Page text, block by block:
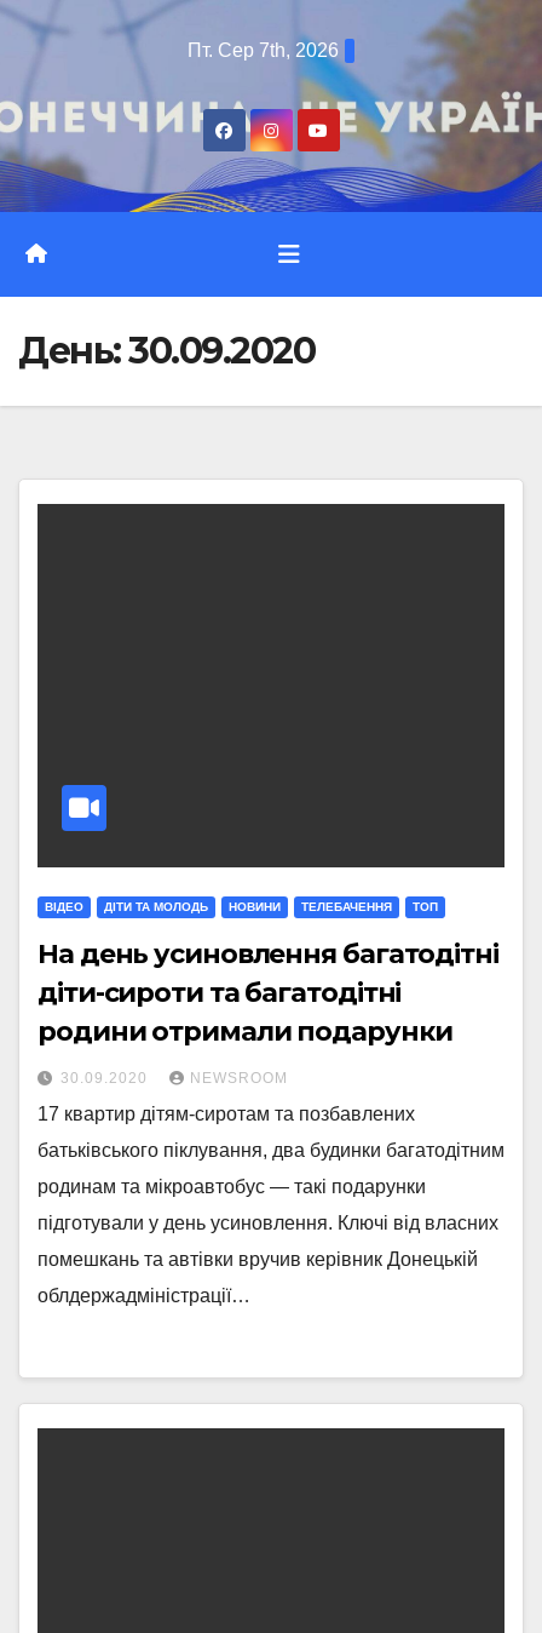
Перейти
Пт. Сер 7th, 2026
День:30.09.2020
ВІДЕО ДІТИ ТА МОЛОДЬ НОВИНИ ТЕЛЕБАЧЕННЯ ТОП
На день усиновлення багатодітні
діти-сироти та багатодітні
родини отримали подарунки
30.09.2020 NEWSROOM
17 квартир дітям-сиротам та позбавлених
батьківського піклування, два будинки багатодітним
родинам та мікроавтобус — такі подарунки
підготували у день усиновлення. Ключі від власних
помешкань та автівки вручив керівник Донецькій
облдержадміністрації…